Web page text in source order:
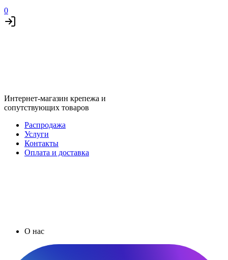
0
Интернет-магазин крепежа и
сопутствующих товаров
Распродажа
Услуги
Контакты
Оплата и доставка
О нас